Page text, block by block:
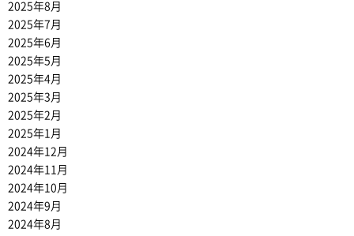
2025年8月
2025年7月
2025年6月
2025年5月
2025年4月
2025年3月
2025年2月
2025年1月
2024年12月
2024年11月
2024年10月
2024年9月
2024年8月